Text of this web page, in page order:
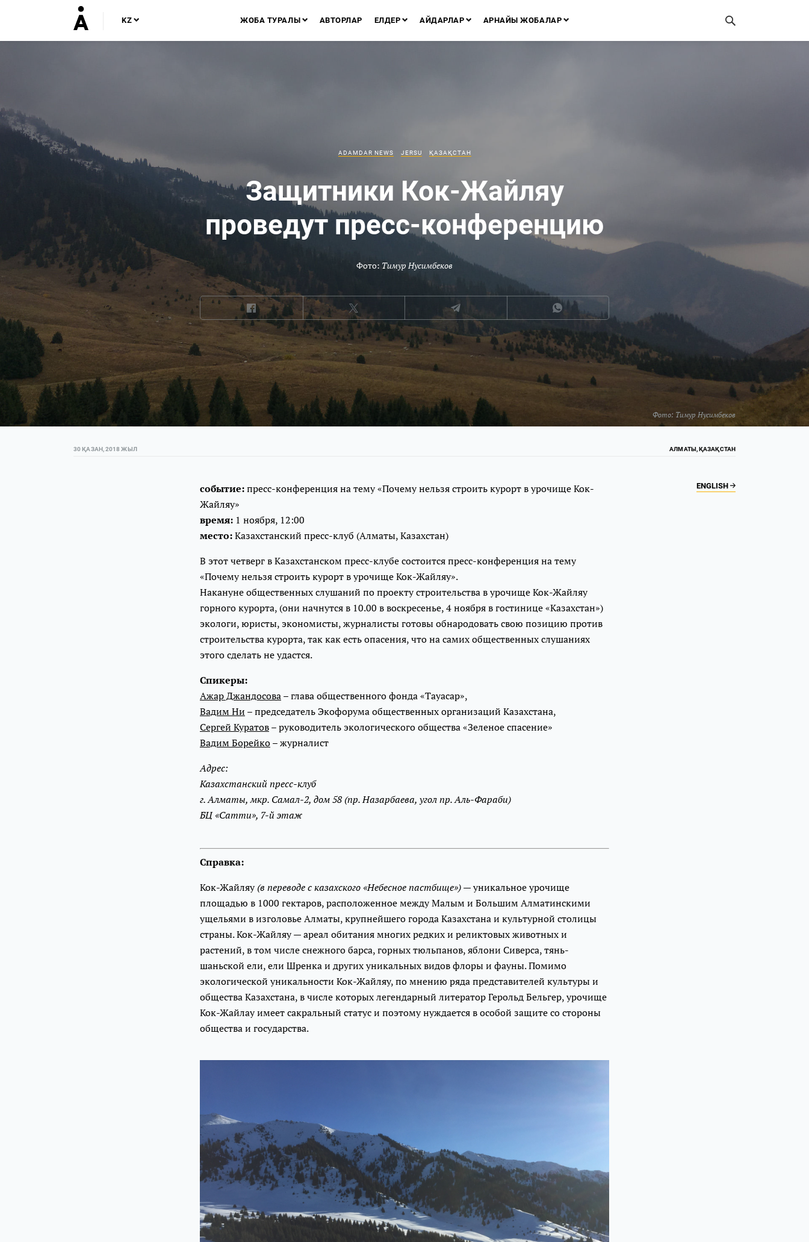
KZ ЖОБА ТУРАЛЫ АВТОРЛАР ЕЛДЕР АЙДАРЛАР АРНАЙЫ ЖОБАЛАР
Фото: Тимур Нусимбеков
ADAMDAR NEWS JERSU ҚАЗАҚСТАН
Защитники Кок-Жайляу
проведут пресс-конференцию
Фото: Тимур Нусимбеков
30 ҚАЗАН, 2018 ЖЫЛ АЛМАТЫ, ҚАЗАҚСТАН
ENGLISH
событие:пресс-конференция на тему «Почему нельзя строить курорт в урочище Кок-
Жайляу»
время: 1 ноября, 12:00
место:Казахстанский пресс-клуб (Алматы, Казахстан)
В этот четверг в Казахстанском пресс-клубе состоится пресс-конференция на тему
«Почему нельзя строить курорт в урочище Кок-Жайляу».
Накануне общественных слушаний по проекту строительства в урочище Кок-Жайляу
горного курорта, (они начнутся в 10.00 в воскресенье, 4 ноября в гостинице «Казахстан»)
экологи, юристы, экономисты, журналисты готовы обнародовать свою позицию против
строительства курорта, так как есть опасения, что на самих общественных слушаниях
этого сделать не удастся.
Спикеры:
Ажар Джандосова– глава общественного фонда «Тауасар»,
Вадим Ни – председатель Экофорума общественных организаций Казахстана,
Сергей Куратов– руководитель экологического общества «Зеленое спасение»
Вадим Борейко– журналист
Адрес:
Казахстанский пресс-клуб
г. Алматы, мкр. Самал-2, дом 58 (пр. Назарбаева, угол пр. Аль-Фараби)
БЦ «Сатти», 7-й этаж
Справка:
Кок-Жайляу(в переводе с казахского «Небесное пастбище»)— уникальное урочище
площадью в 1000 гектаров, расположенное между Малым и Большим Алматинскими
ущельями в изголовье Алматы, крупнейшего города Казахстана и культурной столицы
страны. Кок-Жайляу — ареал обитания многих редких и реликтовых животных и
растений, в том числе снежного барса, горных тюльпанов, яблони Сиверса, тянь-
шаньской ели, ели Шренка и других уникальных видов флоры и фауны. Помимо
экологической уникальности Кок-Жайляу, по мнению ряда представителей культуры и
общества Казахстана, в числе которых легендарный литератор Герольд Бельгер, урочище
Кок-Жайлау имеет сакральный статус и поэтому нуждается в особой защите со стороны
общества и государства.